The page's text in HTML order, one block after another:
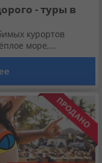
- туры в
курортов
море,...